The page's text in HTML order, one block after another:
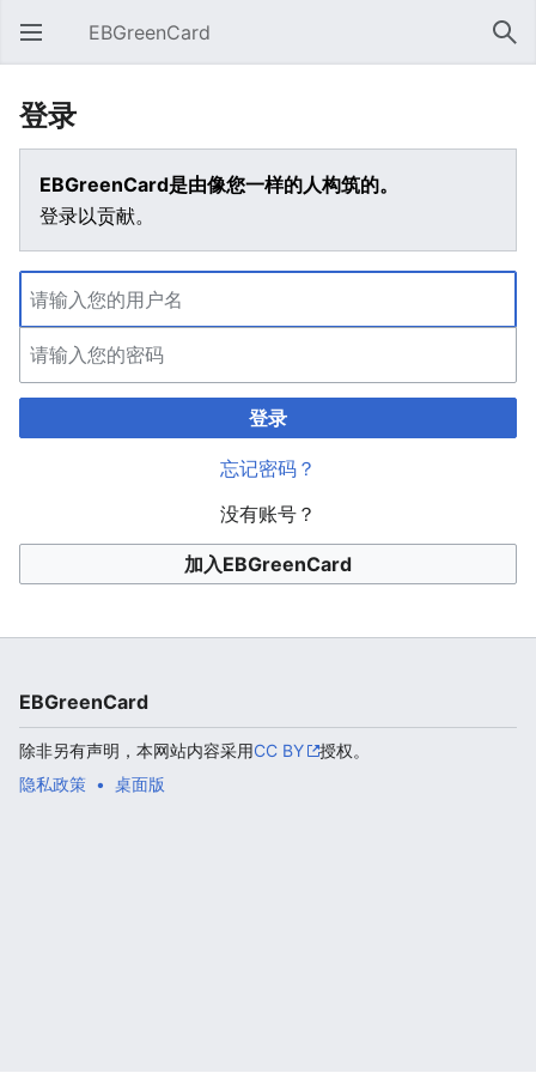
打开主菜单 EBGreenCard 搜索
登录
EBGreenCard是由像您一样的人构筑的。
登录以贡献。
登录
忘记密码？
没有账号？
加入EBGreenCard
EBGreenCard
除非另有声明，本网站内容采用CC BY
授权。
隐私政策
桌面版